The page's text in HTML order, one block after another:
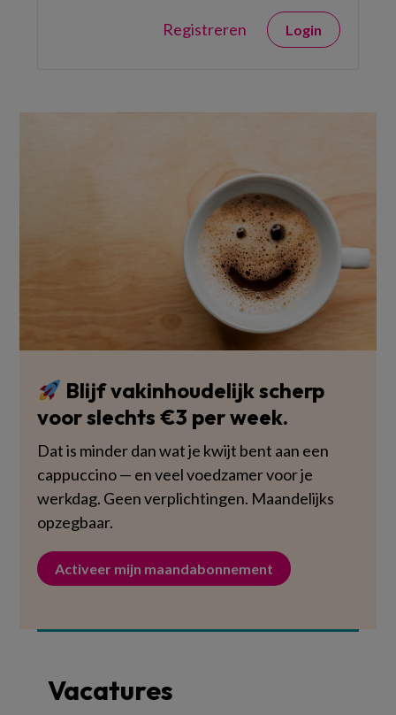
Registreren Login
Blijf vakinhoudelijk scherp
voor slechts €3 per week.
Dat is minder dan wat je kwijt bent aan een
cappuccino — en veel voedzamer voor je
werkdag. Geen verplichtingen. Maandelijks
opzegbaar.
Activeer mijn maandabonnement
Vacatures